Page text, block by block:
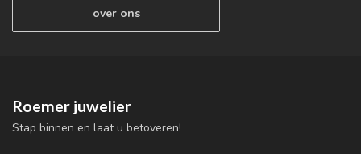
over ons
Roemer juwelier
Stap binnen en laat u betoveren!